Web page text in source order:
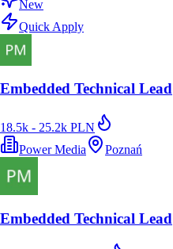
New
Quick Apply
Embedded Technical Lead
18.5k - 25.2k PLN
Power Media
Poznań
Embedded Technical Lead